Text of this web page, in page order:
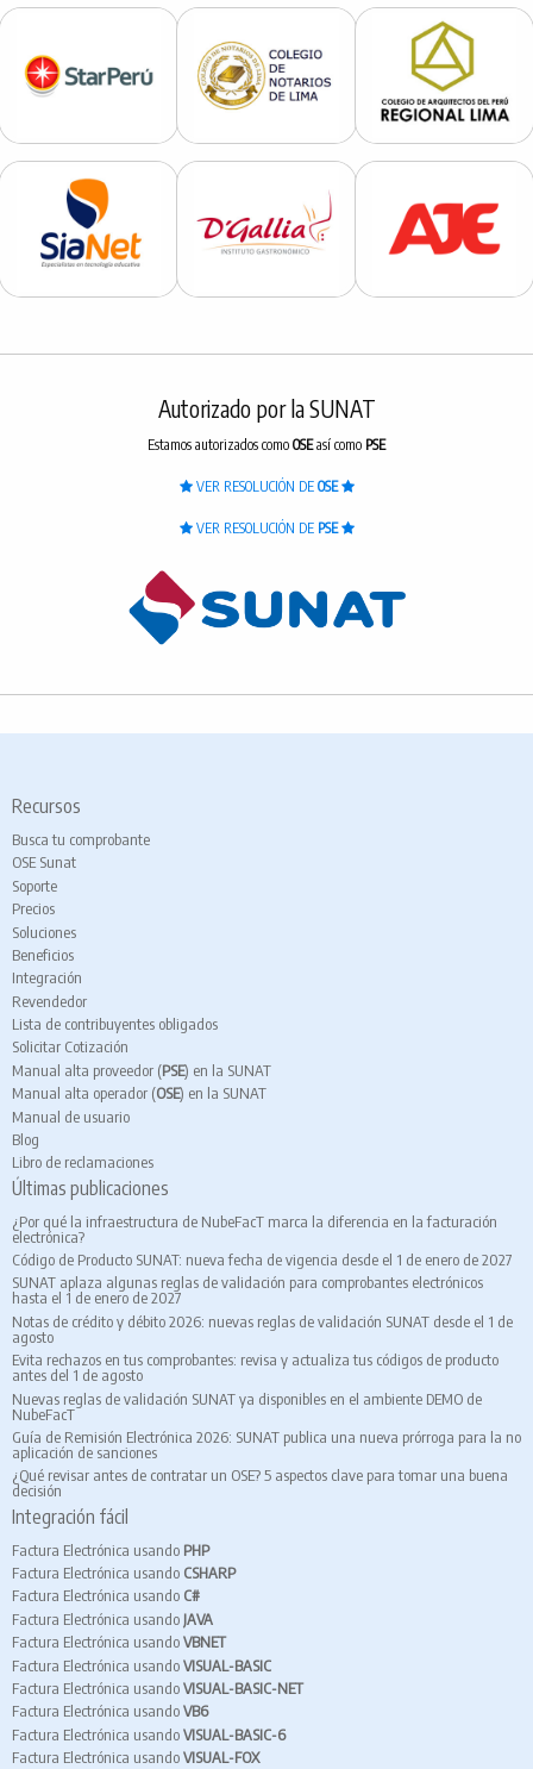
Autorizado por la SUNAT
Estamos autorizados como OSEasí como PSE
VER RESOLUCIÓN DE OSE
VER RESOLUCIÓN DE PSE
Recursos
Busca tu comprobante
OSE Sunat
Soporte
Precios
Soluciones
Beneficios
Integración
Revendedor
Lista de contribuyentes obligados
Solicitar Cotización
Manual alta proveedor (PSE) en la SUNAT
Manual alta operador (OSE) en la SUNAT
Manual de usuario
Blog
Libro de reclamaciones
Últimas publicaciones
¿Por qué la infraestructura de NubeFacT marca la diferencia en la facturación
electrónica?
Código de Producto SUNAT: nueva fecha de vigencia desde el 1 de enero de 2027
SUNAT aplaza algunas reglas de validación para comprobantes electrónicos
hasta el 1 de enero de 2027
Notas de crédito y débito 2026: nuevas reglas de validación SUNAT desde el 1 de
agosto
Evita rechazos en tus comprobantes: revisa y actualiza tus códigos de producto
antes del 1 de agosto
Nuevas reglas de validación SUNAT ya disponibles en el ambiente DEMO de
NubeFacT
Guía de Remisión Electrónica 2026: SUNAT publica una nueva prórroga para la no
aplicación de sanciones
¿Qué revisar antes de contratar un OSE? 5 aspectos clave para tomar una buena
decisión
Integración fácil
Factura Electrónica usando PHP
Factura Electrónica usando CSHARP
Factura Electrónica usando C#
Factura Electrónica usando JAVA
Factura Electrónica usandoVBNET
Factura Electrónica usandoVISUAL-BASIC
Factura Electrónica usandoVISUAL-BASIC-NET
Factura Electrónica usandoVB6
Factura Electrónica usandoVISUAL-BASIC-6
Factura Electrónica usandoVISUAL-FOX